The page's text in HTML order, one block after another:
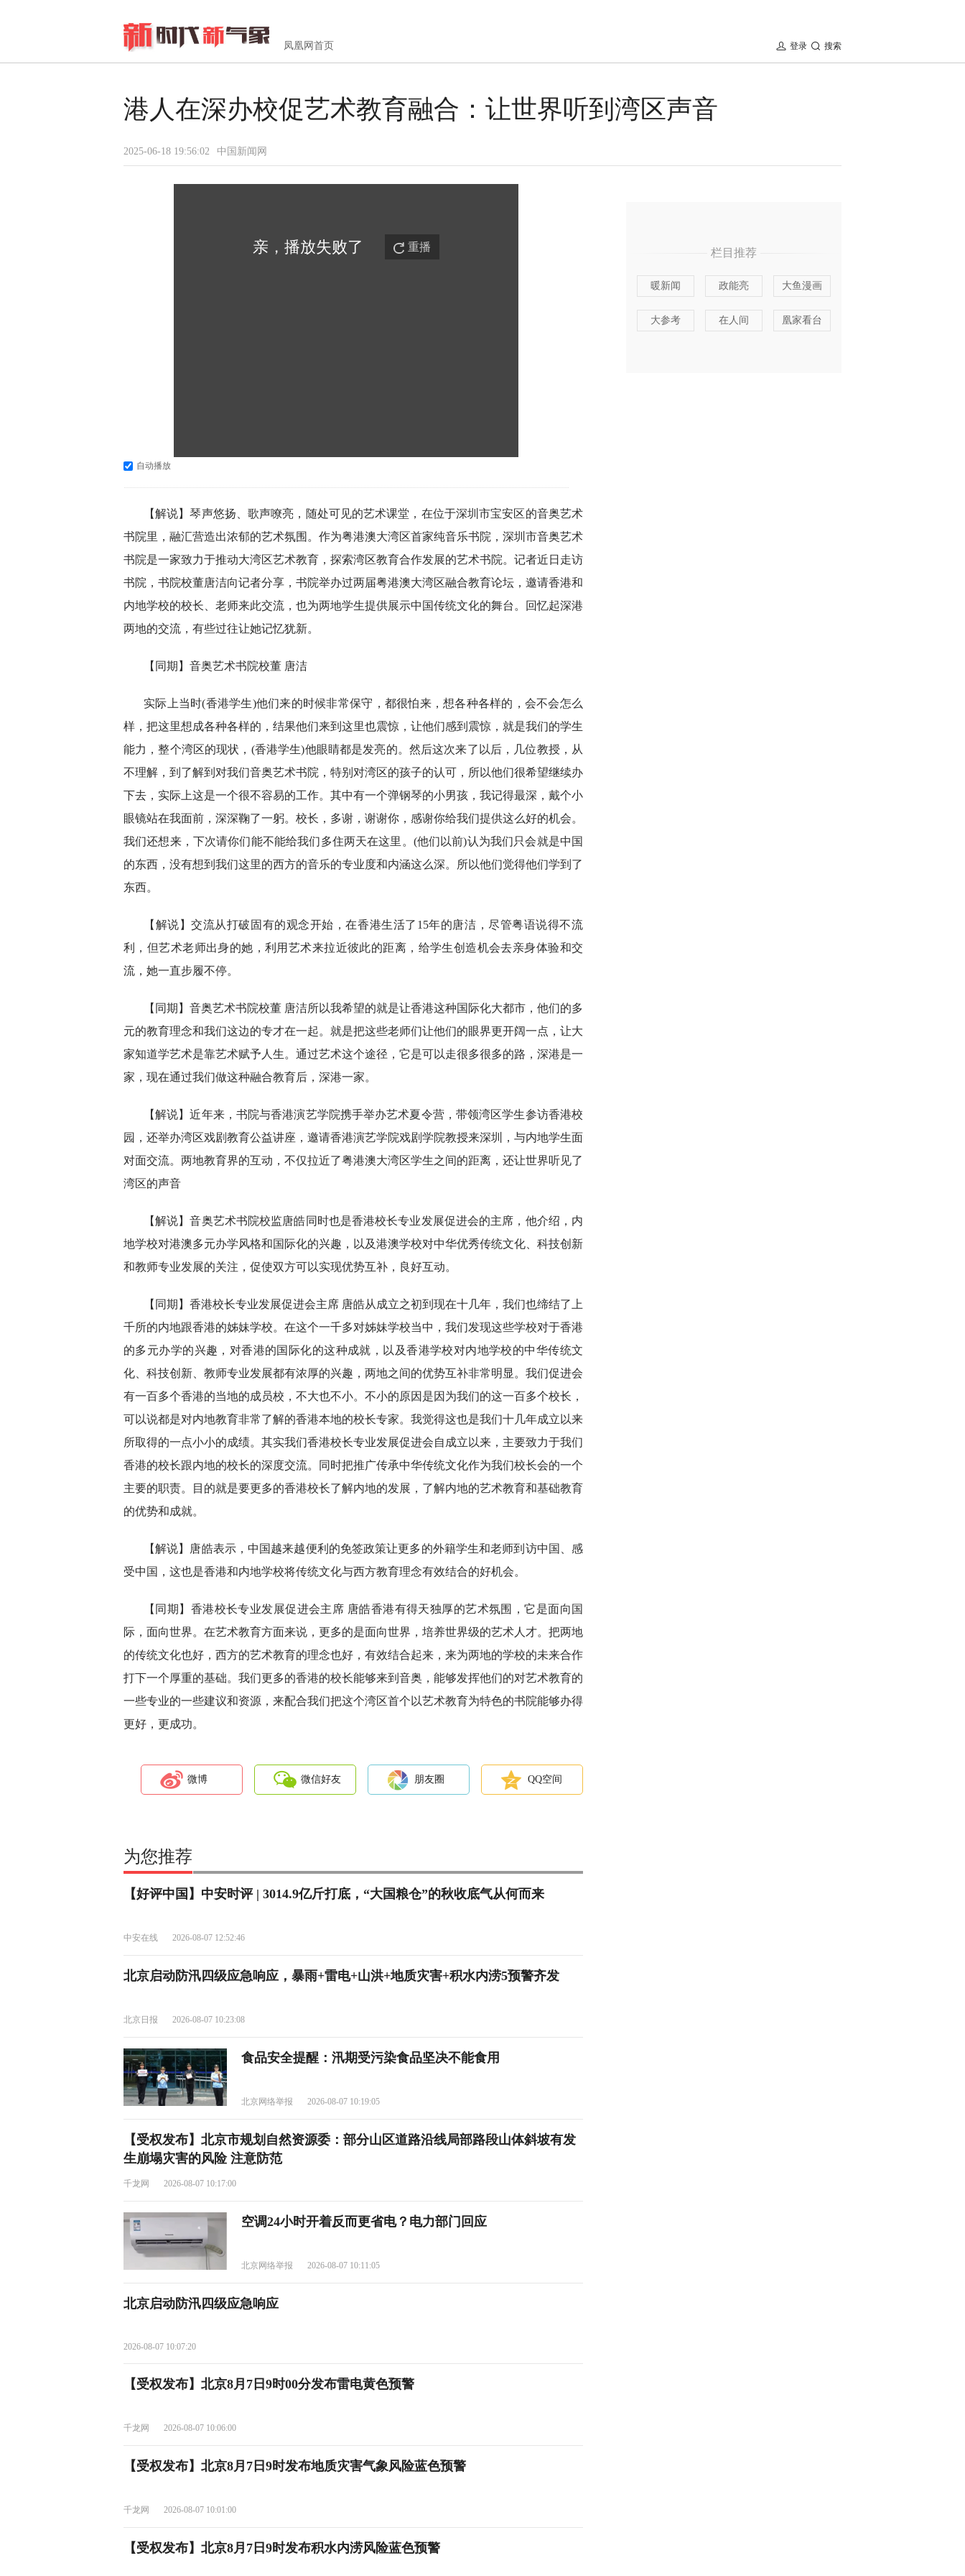
凤凰网首页 搜索
登录
港人在深办校促艺术教育融合：让世界听到湾区声音
2025-06-18 19:56:02 中国新闻网
亲，播放失败了 重播
自动播放
【解说】琴声悠扬、歌声嘹亮，随处可见的艺术课堂，在位于深圳市宝安区的音奥艺术
书院里，融汇营造出浓郁的艺术氛围。作为粤港澳大湾区首家纯音乐书院，深圳市音奥艺术
书院是一家致力于推动大湾区艺术教育，探索湾区教育合作发展的艺术书院。记者近日走访
书院，书院校董唐洁向记者分享，书院举办过两届粤港澳大湾区融合教育论坛，邀请香港和
内地学校的校长、老师来此交流，也为两地学生提供展示中国传统文化的舞台。回忆起深港
两地的交流，有些过往让她记忆犹新。
【同期】音奥艺术书院校董 唐洁
实际上当时(香港学生)他们来的时候非常保守，都很怕来，想各种各样的，会不会怎么
样，把这里想成各种各样的，结果他们来到这里也震惊，让他们感到震惊，就是我们的学生
能力，整个湾区的现状，(香港学生)他眼睛都是发亮的。然后这次来了以后，几位教授，从
不理解，到了解到对我们音奥艺术书院，特别对湾区的孩子的认可，所以他们很希望继续办
下去，实际上这是一个很不容易的工作。其中有一个弹钢琴的小男孩，我记得最深，戴个小
眼镜站在我面前，深深鞠了一躬。校长，多谢，谢谢你，感谢你给我们提供这么好的机会。
我们还想来，下次请你们能不能给我们多住两天在这里。(他们以前)认为我们只会就是中国
的东西，没有想到我们这里的西方的音乐的专业度和内涵这么深。所以他们觉得他们学到了
东西。
【解说】交流从打破固有的观念开始，在香港生活了15年的唐洁，尽管粤语说得不流
利，但艺术老师出身的她，利用艺术来拉近彼此的距离，给学生创造机会去亲身体验和交
流，她一直步履不停。
【同期】音奥艺术书院校董 唐洁所以我希望的就是让香港这种国际化大都市，他们的多
元的教育理念和我们这边的专才在一起。就是把这些老师们让他们的眼界更开阔一点，让大
家知道学艺术是靠艺术赋予人生。通过艺术这个途径，它是可以走很多很多的路，深港是一
家，现在通过我们做这种融合教育后，深港一家。
【解说】近年来，书院与香港演艺学院携手举办艺术夏令营，带领湾区学生参访香港校
园，还举办湾区戏剧教育公益讲座，邀请香港演艺学院戏剧学院教授来深圳，与内地学生面
对面交流。两地教育界的互动，不仅拉近了粤港澳大湾区学生之间的距离，还让世界听见了
湾区的声音
【解说】音奥艺术书院校监唐皓同时也是香港校长专业发展促进会的主席，他介绍，内
地学校对港澳多元办学风格和国际化的兴趣，以及港澳学校对中华优秀传统文化、科技创新
和教师专业发展的关注，促使双方可以实现优势互补，良好互动。
【同期】香港校长专业发展促进会主席 唐皓从成立之初到现在十几年，我们也缔结了上
千所的内地跟香港的姊妹学校。在这个一千多对姊妹学校当中，我们发现这些学校对于香港
的多元办学的兴趣，对香港的国际化的这种成就，以及香港学校对内地学校的中华传统文
化、科技创新、教师专业发展都有浓厚的兴趣，两地之间的优势互补非常明显。我们促进会
有一百多个香港的当地的成员校，不大也不小。不小的原因是因为我们的这一百多个校长，
可以说都是对内地教育非常了解的香港本地的校长专家。我觉得这也是我们十几年成立以来
所取得的一点小小的成绩。其实我们香港校长专业发展促进会自成立以来，主要致力于我们
香港的校长跟内地的校长的深度交流。同时把推广传承中华传统文化作为我们校长会的一个
主要的职责。目的就是要更多的香港校长了解内地的发展，了解内地的艺术教育和基础教育
的优势和成就。
【解说】唐皓表示，中国越来越便利的免签政策让更多的外籍学生和老师到访中国、感
受中国，这也是香港和内地学校将传统文化与西方教育理念有效结合的好机会。
【同期】香港校长专业发展促进会主席 唐皓香港有得天独厚的艺术氛围，它是面向国
际，面向世界。在艺术教育方面来说，更多的是面向世界，培养世界级的艺术人才。把两地
的传统文化也好，西方的艺术教育的理念也好，有效结合起来，来为两地的学校的未来合作
打下一个厚重的基础。我们更多的香港的校长能够来到音奥，能够发挥他们的对艺术教育的
一些专业的一些建议和资源，来配合我们把这个湾区首个以艺术教育为特色的书院能够办得
更好，更成功。
微博 微信好友 朋友圈 QQ空间
为您推荐
【好评中国】中安时评 | 3014.9亿斤打底，“大国粮仓”的秋收底气从何而来
中安在线 2026-08-07 12:52:46
北京启动防汛四级应急响应，暴雨+雷电+山洪+地质灾害+积水内涝5预警齐发
北京日报 2026-08-07 10:23:08
食品安全提醒：汛期受污染食品坚决不能食用
北京网络举报 2026-08-07 10:19:05
【受权发布】北京市规划自然资源委：部分山区道路沿线局部路段山体斜坡有发
生崩塌灾害的风险 注意防范
千龙网 2026-08-07 10:17:00
空调24小时开着反而更省电？电力部门回应
北京网络举报 2026-08-07 10:11:05
北京启动防汛四级应急响应
2026-08-07 10:07:20
【受权发布】北京8月7日9时00分发布雷电黄色预警
千龙网 2026-08-07 10:06:00
【受权发布】北京8月7日9时发布地质灾害气象风险蓝色预警
千龙网 2026-08-07 10:01:00
【受权发布】北京8月7日9时发布积水内涝风险蓝色预警
栏目推荐
暖新闻 政能亮 大鱼漫画
大参考 在人间 凰家看台